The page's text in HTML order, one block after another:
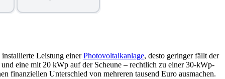
installierte Leistung einerPhotovoltaikanlage, desto geringer fällt der
eine mit 20 kWp auf der Scheune – rechtlich zu einer 30-kWp-
finanziellen Unterschied von mehreren tausend Euro ausmachen.